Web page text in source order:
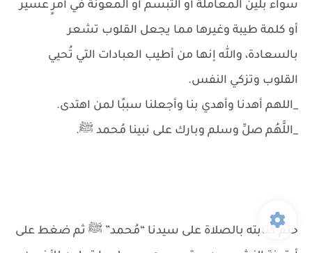
سواء بلين المعاملة أو التبسم أو المعونة في أمرٍ عسير
أو كلمة طيبة وغيرها مما يجعل القلوب تشعر
بالسعادة، والله إنها من أطيب العبادات التي تُحيي
القلوب وتزكي النفس.
_اللهم أهدنا وأهدي بنا وأجعلنا سببًا لمن اهتدى.
_‏اللَّهُم صلِّ وسلم وبارك على نبينا ‏مُحمد ﷺ.
ختم كتابته بالصلاة على سيدنا “مُحمد” ﷺ ثم ضغط على